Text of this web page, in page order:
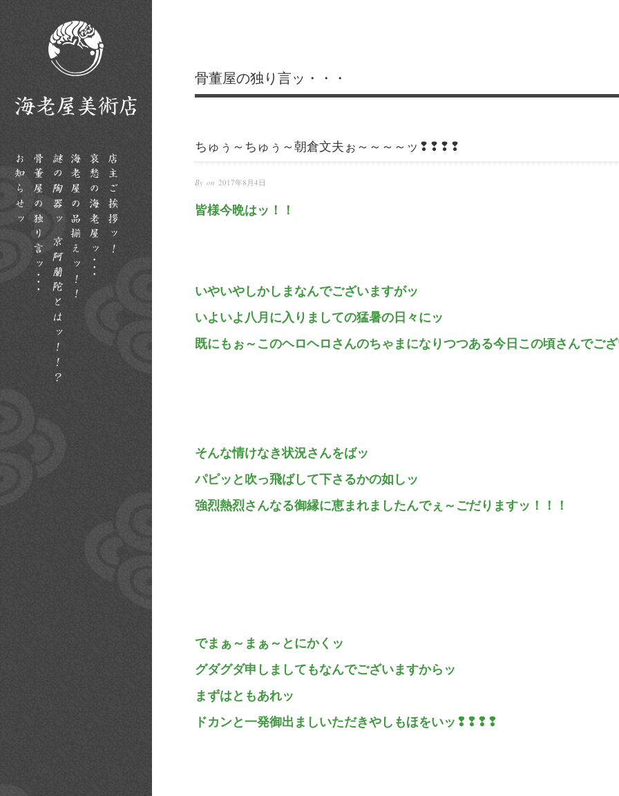
骨董屋の独り言ッ・・・
ちゅぅ～ちゅぅ～朝倉文夫ぉ～～～～ッ❢❢❢❢
By on 2017年8月4日
皆様今晩はッ！！
いやいやしかしまなんでございますがッ
いよいよ八月に入りましての猛暑の日々にッ
既にもぉ～このヘロヘロさんのちゃまになりつつある今日この頃さんでご
そんな情けなき状況さんをばッ
パピッと吹っ飛ばして下さるかの如しッ
強烈熱烈さんなる御縁に恵まれましたんでぇ～ごだりますッ！！！
でまぁ～まぁ～とにかくッ
グダグダ申しましてもなんでございますからッ
まずはともあれッ
ドカンと一発御出ましいただきやしもほをいッ❢❢❢❢